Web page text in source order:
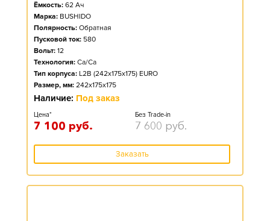
Ёмкость: 62 Ач
Марка: BUSHIDO
Полярность: Обратная
Пусковой ток: 580
Вольт: 12
Технология: Ca/Ca
Тип корпуса: L2B (242x175x175) EURO
Размер, мм: 242x175x175
Наличие: Под заказ
Цена*
7 100 руб.
Без Trade-in
7 600 руб.
Заказать